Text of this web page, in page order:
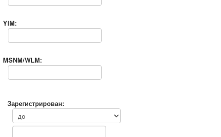
YIM:
MSNM/WLM:
Зарегистрирован: